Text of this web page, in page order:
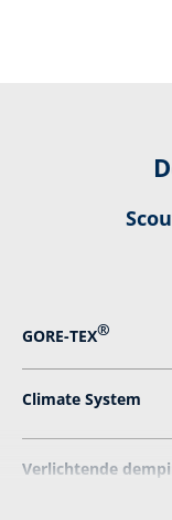
GORE-TEX®
Climate System
Verlichtende